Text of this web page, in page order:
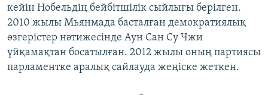
кейін Нобельдің бейбітшілік сыйлығы берілген.
2010 жылы Мьянмада басталған демократиялық
өзгерістер нәтижесінде Аун Сан Су Чжи
үйқамақтан босатылған. 2012 жылы оның партиясы
парламентке аралық сайлауда жеңіске жеткен.